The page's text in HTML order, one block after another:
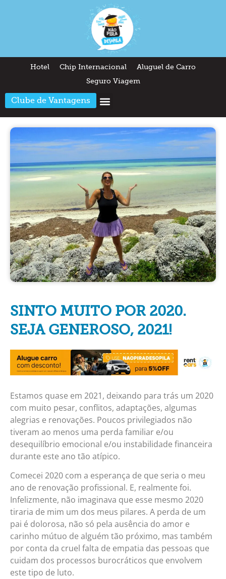
Hotel Chip Internacional
Aluguel de Carro
Seguro Viagem
Clube de Vantagens
SINTO MUITO POR 2020.
SEJA GENEROSO, 2021!
Estamos quase em 2021, deixando para trás um 2020
com muito pesar, conflitos, adaptações, algumas
alegrias e renovações. Poucos privilegiados não
tiveram ao menos uma perda familiar e/ou
desequilíbrio emocional e/ou instabilidade financeira
durante este ano tão atípico.
Comecei 2020 com a esperança de que seria o meu
ano de renovação profissional. E, realmente foi.
Infelizmente, não imaginava que esse mesmo 2020
tiraria de mim um dos meus pilares. A perda de um
pai é dolorosa, não só pela ausência do amor e
carinho mútuo de alguém tão próximo, mas também
por conta da cruel falta de empatia das pessoas que
cuidam dos processos burocráticos que envolvem
este tipo de luto.